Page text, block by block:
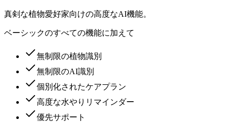
真剣な植物愛好家向けの高度なAI機能。
ベーシックのすべての機能に加えて
無制限の植物識別
無制限のAI識別
個別化されたケアプラン
高度な水やりリマインダー
優先サポート